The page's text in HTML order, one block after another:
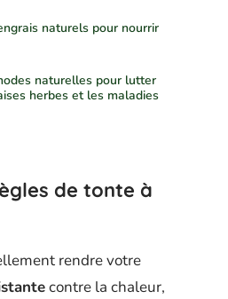
naturels pour nourrir
naturelles pour lutter
herbes et les maladies
de tonte à
rendre votre
contre la chaleur,